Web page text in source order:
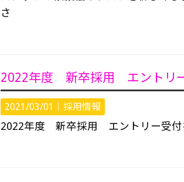
さ
2022年度 新卒採用 エントリ
2021/03/01｜ 採用情報
2022年度 新卒採用 エントリー受